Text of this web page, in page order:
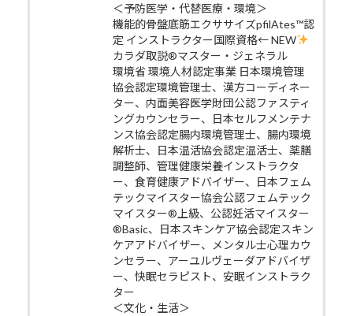
＜予防医学・代替医療・環境＞
機能的骨盤底筋エクササイズpfilAtes™認
定 インストラクター国際資格← NEW
カラダ取説®マスター・ジェネラル
環境省 環境人材認定事業 日本環境管理
協会認定環境管理士、漢方コーディネー
ター、内面美容医学財団公認ファスティ
ングカウンセラー、日本セルフメンテナ
ンス協会認定腸内環境管理士、腸内環境
解析士、日本温活協会認定温活士、薬膳
調整師、管理健康栄養インストラクタ
ー、食育健康アドバイザー、日本フェム
テックマイスター協会公認フェムテック
マイスター®上級、公認妊活マイスター
®Basic、日本スキンケア協会認定スキン
ケアアドバイザー、メンタル士心理カウ
ンセラー、アーユルヴェーダアドバイザ
ー、快眠セラピスト、安眠インストラク
ター
＜文化・生活＞